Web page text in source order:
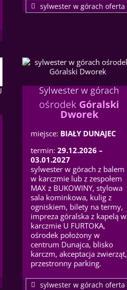
sylwester w górach oferta
Sylwester w górach
ośrodekGóralski
Dworek
miejsce: BIAŁY DUNAJEC
termin: 29.12.2026 –
03.01.2027
sylwester w górach z balem
w karczmie lub z zespołem
MAX z BUKOWINY, stylowa
sala kominkowa, kulig z
ogniskiem, bilety na termy,
impreza góralska z kapelą w
karczmie U FURTOKA,
ośrodek położony w
centrum Dunajca, blisko
karczm, akceptacja zwierząt,
przestronny parking.
sylwester w górach oferta